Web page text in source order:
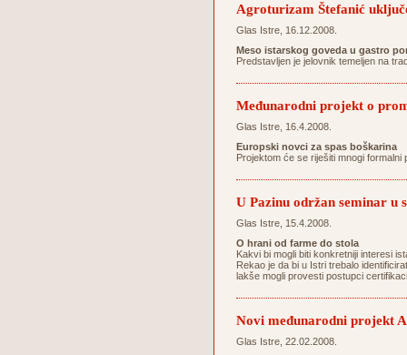
Agroturizam Štefanić
Glas Istre, 16.12.2008.
Meso istarskog goveda u gastro
Predstavljen je jelovnik temeljen na
Međunarodni projekt o
Glas Istre, 16.4.2008.
Europski novci za spas boškarina
Projektom će se riješiti mnogi
U Pazinu održan seminar
Glas Istre, 15.4.2008.
O hrani od farme do stola
Kakvi bi mogli biti konkretniji interesi
Rekao je da bi u Istri trebalo
lakše mogli provesti postupci
Novi međunarodni projekt
Glas Istre, 22.02.2008.